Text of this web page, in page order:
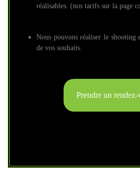
réalisables. (nos tarifs sur la page
Nous pouvons réaliser le shooting
de vos souhaits.
Prendre un rendez-